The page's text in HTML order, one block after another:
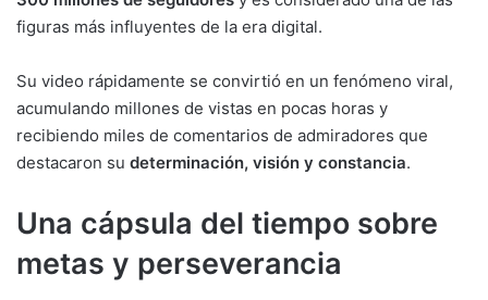
figuras más influyentes de la era digital.
Su video rápidamente se convirtió en un fenómeno viral,
acumulando millones de vistas en pocas horas y
recibiendo miles de comentarios de admiradores que
destacaron su determinación, visión y constancia.
Una cápsula del tiempo sobre
metas y perseverancia